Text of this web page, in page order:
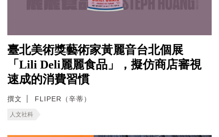
臺北美術獎藝術家黃麗音台北個展
「Lili Deli麗麗食品」，擬仿商店審視
速成的消費習慣
撰文 FLIPER（辛蒂）
人文社科